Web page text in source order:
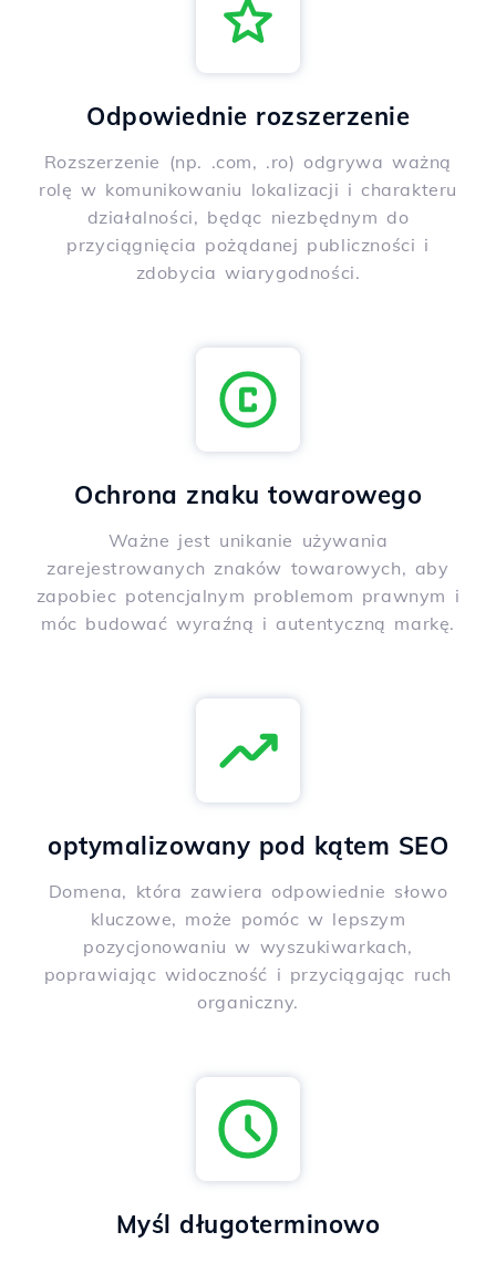
Odpowiednie rozszerzenie
Rozszerzenie (np. .com, .ro) odgrywa ważną
rolę w komunikowaniu lokalizacji i charakteru
działalności, będąc niezbędnym do
przyciągnięcia pożądanej publiczności i
zdobycia wiarygodności.
Ochrona znaku towarowego
Ważne jest unikanie używania
zarejestrowanych znaków towarowych, aby
zapobiec potencjalnym problemom prawnym i
móc budować wyraźną i autentyczną markę.
optymalizowany pod kątem SEO
Domena, która zawiera odpowiednie słowo
kluczowe, może pomóc w lepszym
pozycjonowaniu w wyszukiwarkach,
poprawiając widoczność i przyciągając ruch
organiczny.
Myśl długoterminowo